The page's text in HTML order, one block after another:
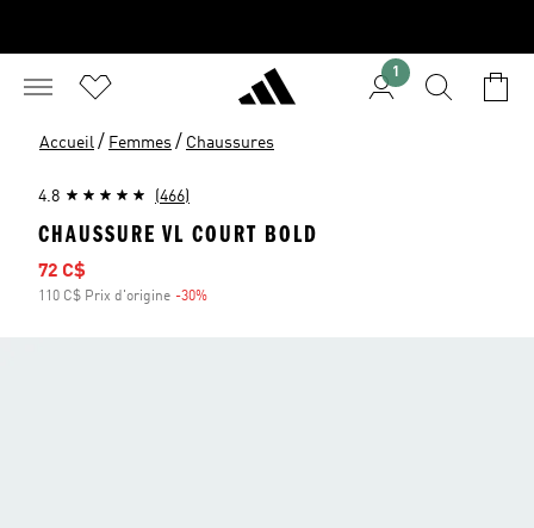
1
Accueil / Femmes / Chaussures
4.8 (466)
CHAUSSURE VL COURT BOLD
Prix soldé
72 C$
110 C$ Prix d'origine -30%